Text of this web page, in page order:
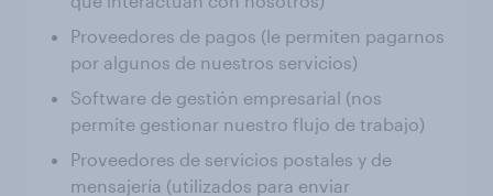
Proveedores de pagos (le permiten pagarnos
por algunos de nuestros servicios)
Software de gestión empresarial (nos
permite gestionar nuestro flujo de trabajo)
Proveedores de servicios postales y de
mensajería (utilizados para enviar